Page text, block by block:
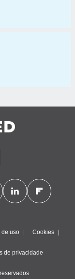
de uso Cookies
de privacidade